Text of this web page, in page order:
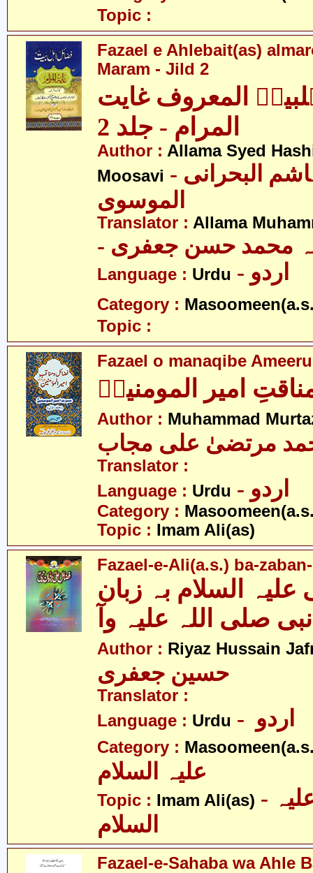
Topic :
Fazael e Ahlebait(as)
Maram - Jild 2
المعروف غایت
المرام - جلد 2
Author : Allama Syed
Moosavi - علامہ سید ہاشم البحرانی
الموسوی
Translator : Allama
محمد حسن جعفری
Language : Urdu - اردو
Category :
Topic :
Fazael o manaqibe
امیر المومنینؑ
Author : Muhammad
مرتضیٰ علی مجاب
Translator :
Language : Urdu - اردو
Category :
Topic : Imam Ali(as)
Fazael-e-Ali(a.s.) ba-
السلام بہ زبان
نبی صلی اللہ علیہ وآ
Author : Riyaz Hussain
حسین جعفری
Translator :
Language : Urdu
Category :
Topic : Imam Ali(as) - امام علی علیہ
السلام
Fazael-e-Sahaba wa Ahle